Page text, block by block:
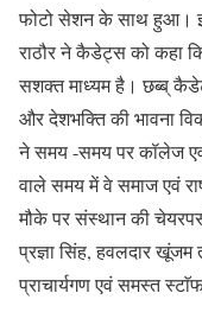
फोटो सेशन के साथ हुआ।
राठौर ने कैडेट्स को कहा कि
सशक्त माध्यम है। छब्ब्
और देशभक्ति की भावना
ने समय -समय पर कॉलेज एवं
वाले समय में वे समाज एवं
मौके पर संस्थान की
प्रज्ञा सिंह, हवलदार खूंजम
प्राचार्यगण एवं समस्त